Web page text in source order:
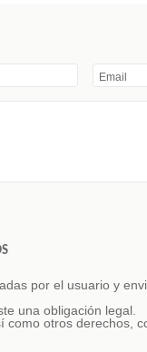
Email
por el usuario y
una obligación legal.
como otros derechos,